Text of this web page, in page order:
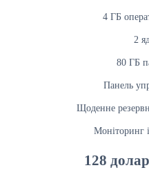
4 ГБ
2
80 ГБ
Панель
Щоденне
Моніторинг
128